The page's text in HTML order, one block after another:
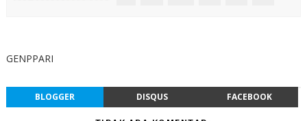
GENPPARI
BLOGGER DISQUS FACEBOOK